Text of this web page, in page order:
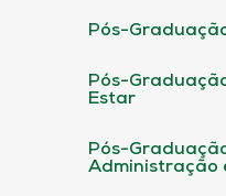
Pós-
Pós-
Estar
Pós-
Administração